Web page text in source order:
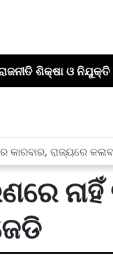
ଶିକ୍ଷା ଓ ନିଯୁକ୍ତି
ରାଜ୍ୟରେ
ନାହିଁ